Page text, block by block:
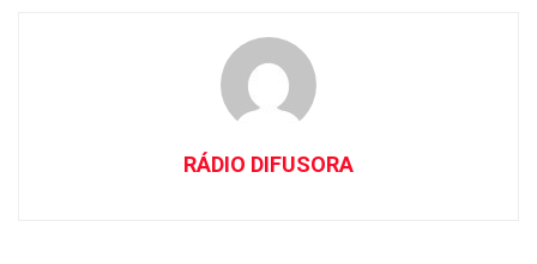
RÁDIO DIFUSORA